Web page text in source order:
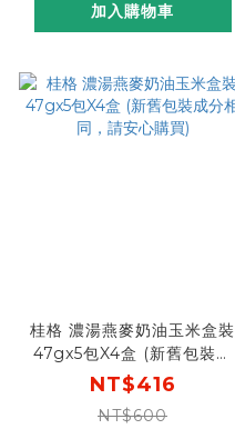
加入購物車
桂格 濃湯燕麥奶油玉米盒裝
47gx5包X4盒 (新舊包裝成
分相同，請安心購買)
NT$416
NT$600